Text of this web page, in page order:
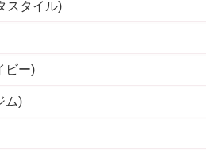
スタイル)
ビー)
ム)